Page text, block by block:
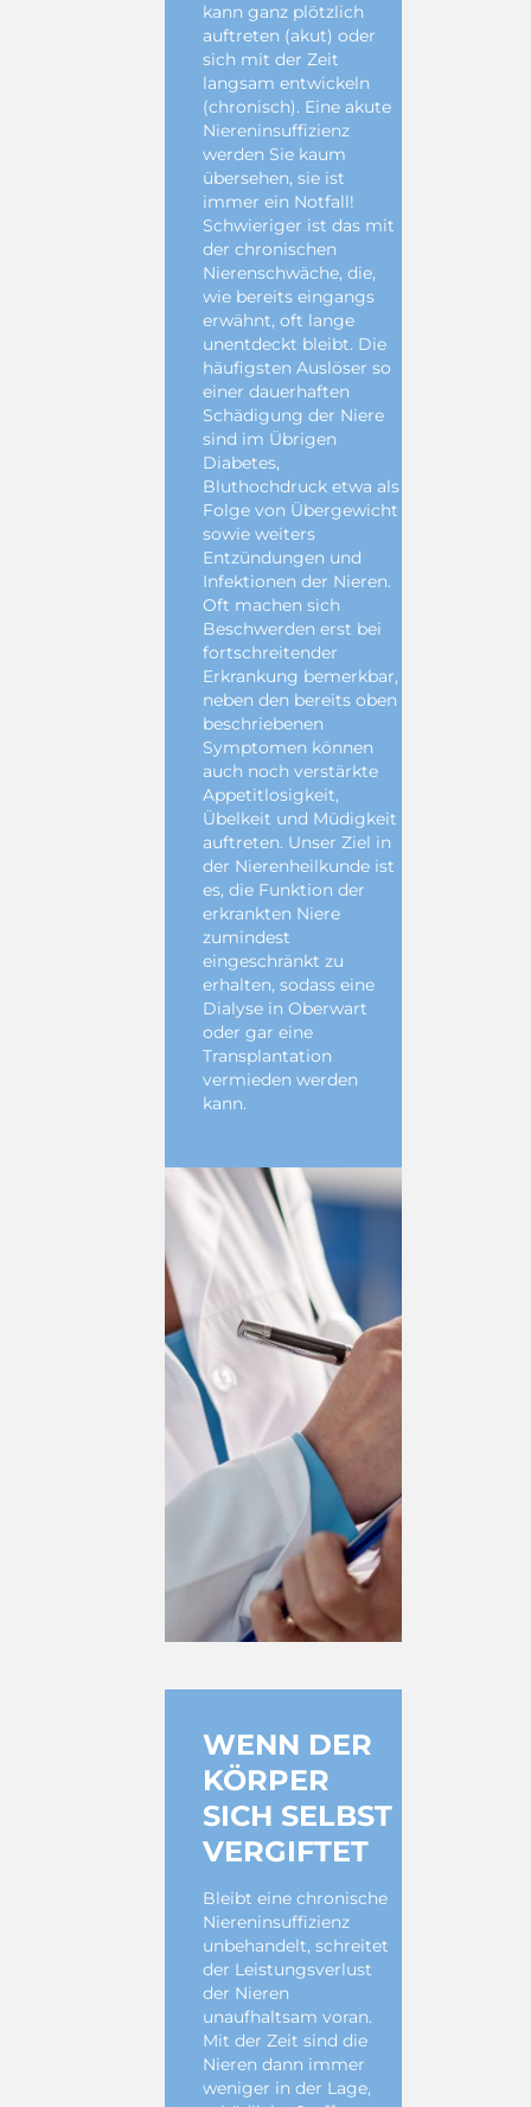
kann ganz plötzlich
auftreten (akut) oder
sich mit der Zeit
langsam entwickeln
(chronisch). Eine akute
Niereninsuffizienz
werden Sie kaum
übersehen, sie ist
immer ein Notfall!
Schwieriger ist das mit
der chronischen
Nierenschwäche, die,
wie bereits eingangs
erwähnt, oft lange
unentdeckt bleibt. Die
häufigsten Auslöser so
einer dauerhaften
Schädigung der Niere
sind im Übrigen
Diabetes,
Bluthochdruck etwa als
Folge von Übergewicht
sowie weiters
Entzündungen und
Infektionen der Nieren.
Oft machen sich
Beschwerden erst bei
fortschreitender
Erkrankung bemerkbar,
neben den bereits oben
beschriebenen
Symptomen können
auch noch verstärkte
Appetitlosigkeit,
Übelkeit und Müdigkeit
auftreten. Unser Ziel in
der Nierenheilkunde ist
es, die Funktion der
erkrankten Niere
zumindest
eingeschränkt zu
erhalten, sodass eine
Dialyse in Oberwart
oder gar eine
Transplantation
vermieden werden
kann.
WENN DER
KÖRPER
SICH SELBST
VERGIFTET
Bleibt eine chronische
Niereninsuffizienz
unbehandelt, schreitet
der Leistungsverlust
der Nieren
unaufhaltsam voran.
Mit der Zeit sind die
Nieren dann immer
weniger in der Lage,